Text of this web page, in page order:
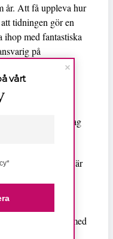
år. Att få uppleva hur
tidningen gör en
med fantastiska
på
göra andra saker
och
väldigt stort när jag
gott om. Det är
känna mig
ekonomi och
om att vindarna
mitt jobbar ju med
var
vårt